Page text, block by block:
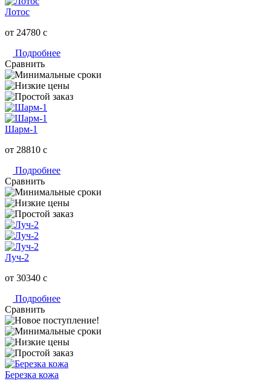
Лотос
от 24780 c
Подробнее
Сравнить
Шарм-1
от 28810 c
Подробнее
Сравнить
Луч-2
от 30340 c
Подробнее
Сравнить
Березка кожа